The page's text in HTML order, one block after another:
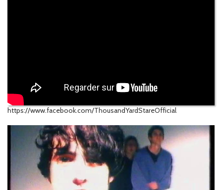
https://www.facebook.com/ThousandYardStareOfficial